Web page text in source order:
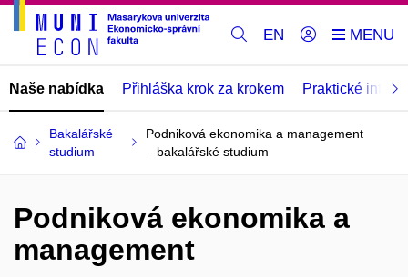
EN
Naše nabídka Přihláška krok za krokem Praktické
Bakalářské
studium
Podniková ekonomika a management
– bakalářské studium
Podniková ekonomika a
management